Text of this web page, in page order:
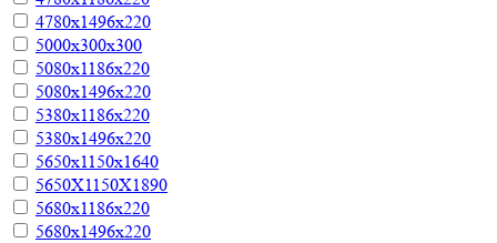
4780х1496х220
5000х300х300
5080х1186х220
5080х1496х220
5380х1186х220
5380х1496х220
5650х1150х1640
5650Х1150Х1890
5680х1186х220
5680х1496х220